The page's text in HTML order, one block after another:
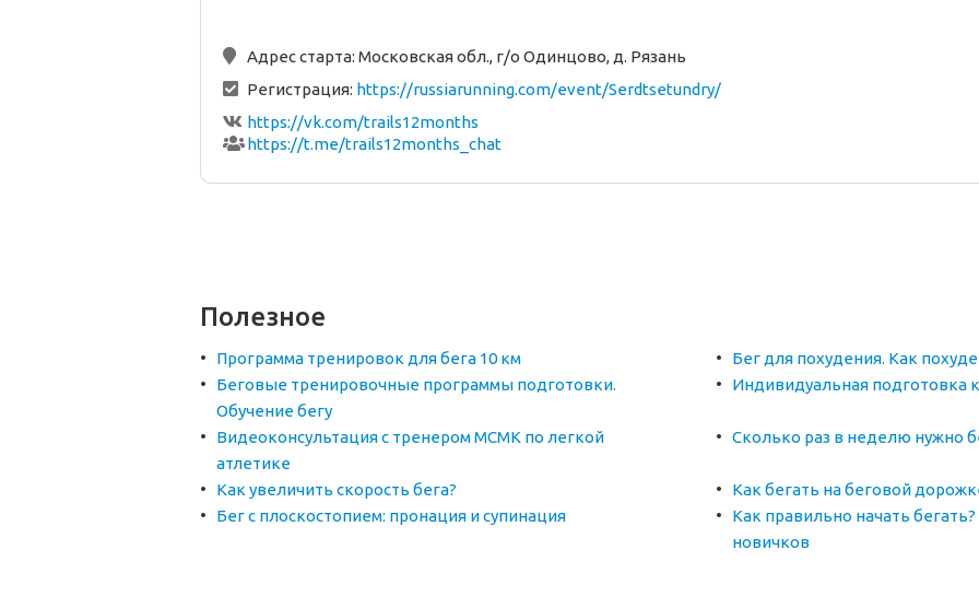
Адрес старта: Московская обл., г/о Одинцово, д. Рязань
Регистрация: https://russiarunning.com/event/Serdtsetundry/
https://vk.com/trails12months
https://t.me/trails12months_chat
Полезное
Программа тренировок для бега 10 км
Бег для похудения. Как
Беговые тренировочные программы подготовки.
Обучение бегу
Индивидуальная подготовка
Видеоконсультация с тренером МСМК по легкой
атлетике
Сколько раз в неделю нужно
Как увеличить скорость бега?
Как бегать на беговой
Бег с плоскостопием: пронация и супинация
Как правильно начать
новичков